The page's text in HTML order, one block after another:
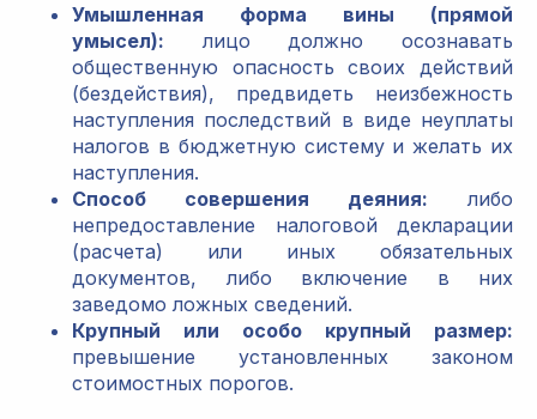
Умышленная форма вины (прямой
умысел): лицо должно осознавать
общественную опасность своих действий
(бездействия), предвидеть неизбежность
наступления последствий в виде неуплаты
налогов в бюджетную систему и желать их
наступления.
Способ совершения деяния: либо
непредоставление налоговой декларации
(расчета) или иных обязательных
документов, либо включение в них
заведомо ложных сведений.
Крупный или особо крупный размер:
превышение установленных законом
стоимостных порогов.